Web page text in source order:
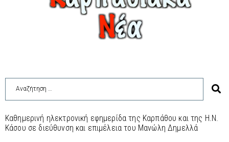
Καθημερινή ηλεκτρονική εφημερίδα της Καρπάθου και της Η.Ν.
Κάσου σε διεύθυνση και επιμέλεια του Μανώλη Δημελλά